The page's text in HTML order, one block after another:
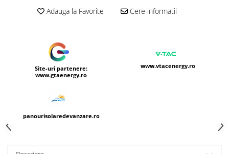
Adauga la Favorite Cere informatii
Site-uri partenere:
www.gtaenergy.ro
www.vtacenergy.ro
panourisolaredevanzare.ro